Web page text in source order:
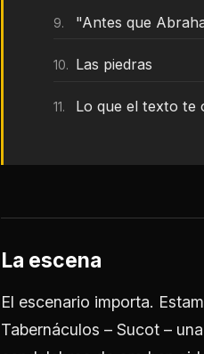
"Antes que
Las piedras
Lo que el texto te
La escena
El escenario importa.
Tabernáculos – Sucot –